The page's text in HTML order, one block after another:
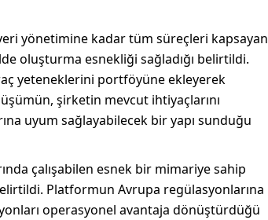
yönetimine kadar tüm süreçleri kapsayan
oluşturma esnekliği sağladığı belirtildi.
yeteneklerini portföyüne ekleyerek
şirketin mevcut ihtiyaçlarını
uyum sağlayabilecek bir yapı sunduğu
çalışabilen esnek bir mimariye sahip
Platformun Avrupa regülasyonlarına
operasyonel avantaja dönüştürdüğü